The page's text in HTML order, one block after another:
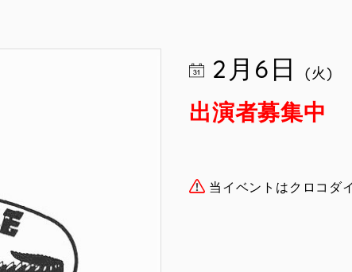
2月6日(火)
出演者募集中
当イベントはクロコダ